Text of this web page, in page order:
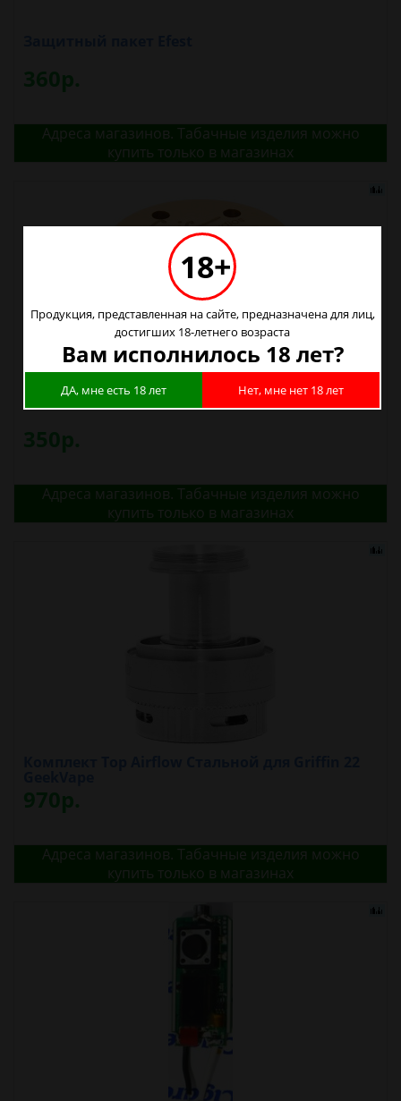
360р.
Адреса магазинов. Табачные изделия можно
купить только в магазинах
Кнопка магнитная SMPL
350р.
Адреса магазинов. Табачные изделия можно
купить только в магазинах
970р.
Адреса магазинов. Табачные изделия можно
купить только в магазинах
18+
Продукция, представленная на сайте, предназначена для лиц,
достигших 18-летнего возраста
Вам исполнилось 18 лет?
ДА, мне есть 18 лет Нет, мне нет 18 лет